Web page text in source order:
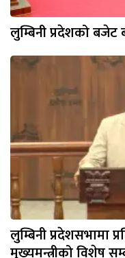
लुम्बिनी प्रदेशको
लुम्बिनी प्रदेशसभामा
मुख्यमन्त्रीको विशेष